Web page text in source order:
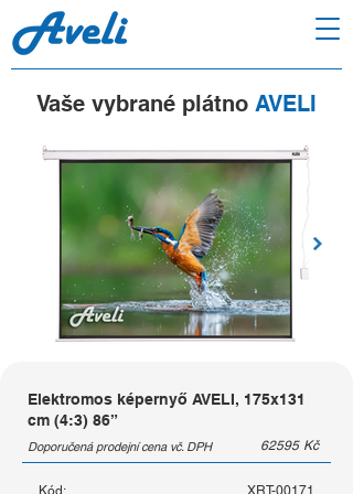
Vaše vybrané plátno AVELI
Elektromos képernyő AVELI, 175x131
cm (4:3) 86”
Doporučená prodejní cena vč. DPH 62595 Kč
Kód: XRT-00171